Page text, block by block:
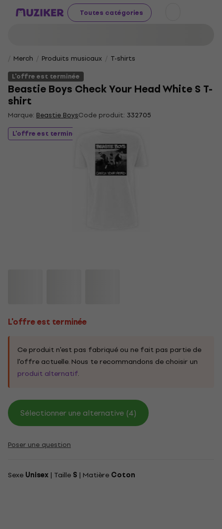
Toutes catégories
Merch Produits musicaux
T-shirts
L'offre est terminée
Beastie Boys Check Your Head White S T-
shirt
Marque: Beastie BoysCode produit: 332705
L'offre est terminée
L'offre est terminée
Ce produit n'est pas fabriqué ou ne fait pas partie de
l'offre actuelle. Nous te recommandons de choisir un
produit alternatif.
Sélectionner une alternative (4)
Poser une question
Sexe Unisex | Taille S | Matière Coton